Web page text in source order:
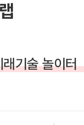
기술 놀이터